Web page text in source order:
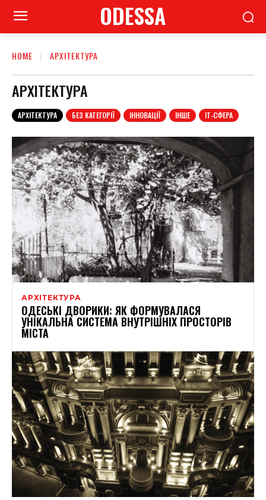
ODESSA
HOME АРХІТЕКТУРА
АРХІТЕКТУРА
АРХІТЕКТУРА БЕЗ КАТЕГОРІЇ ІННОВАЦІЇ ІНШЕ ІТ-СФЕРА
АРХІТЕКТУРА
ОДЕСЬКІ ДВОРИКИ: ЯК ФОРМУВАЛАСЯ
УНІКАЛЬНА СИСТЕМА ВНУТРІШНІХ ПРОСТОРІВ
МІСТА